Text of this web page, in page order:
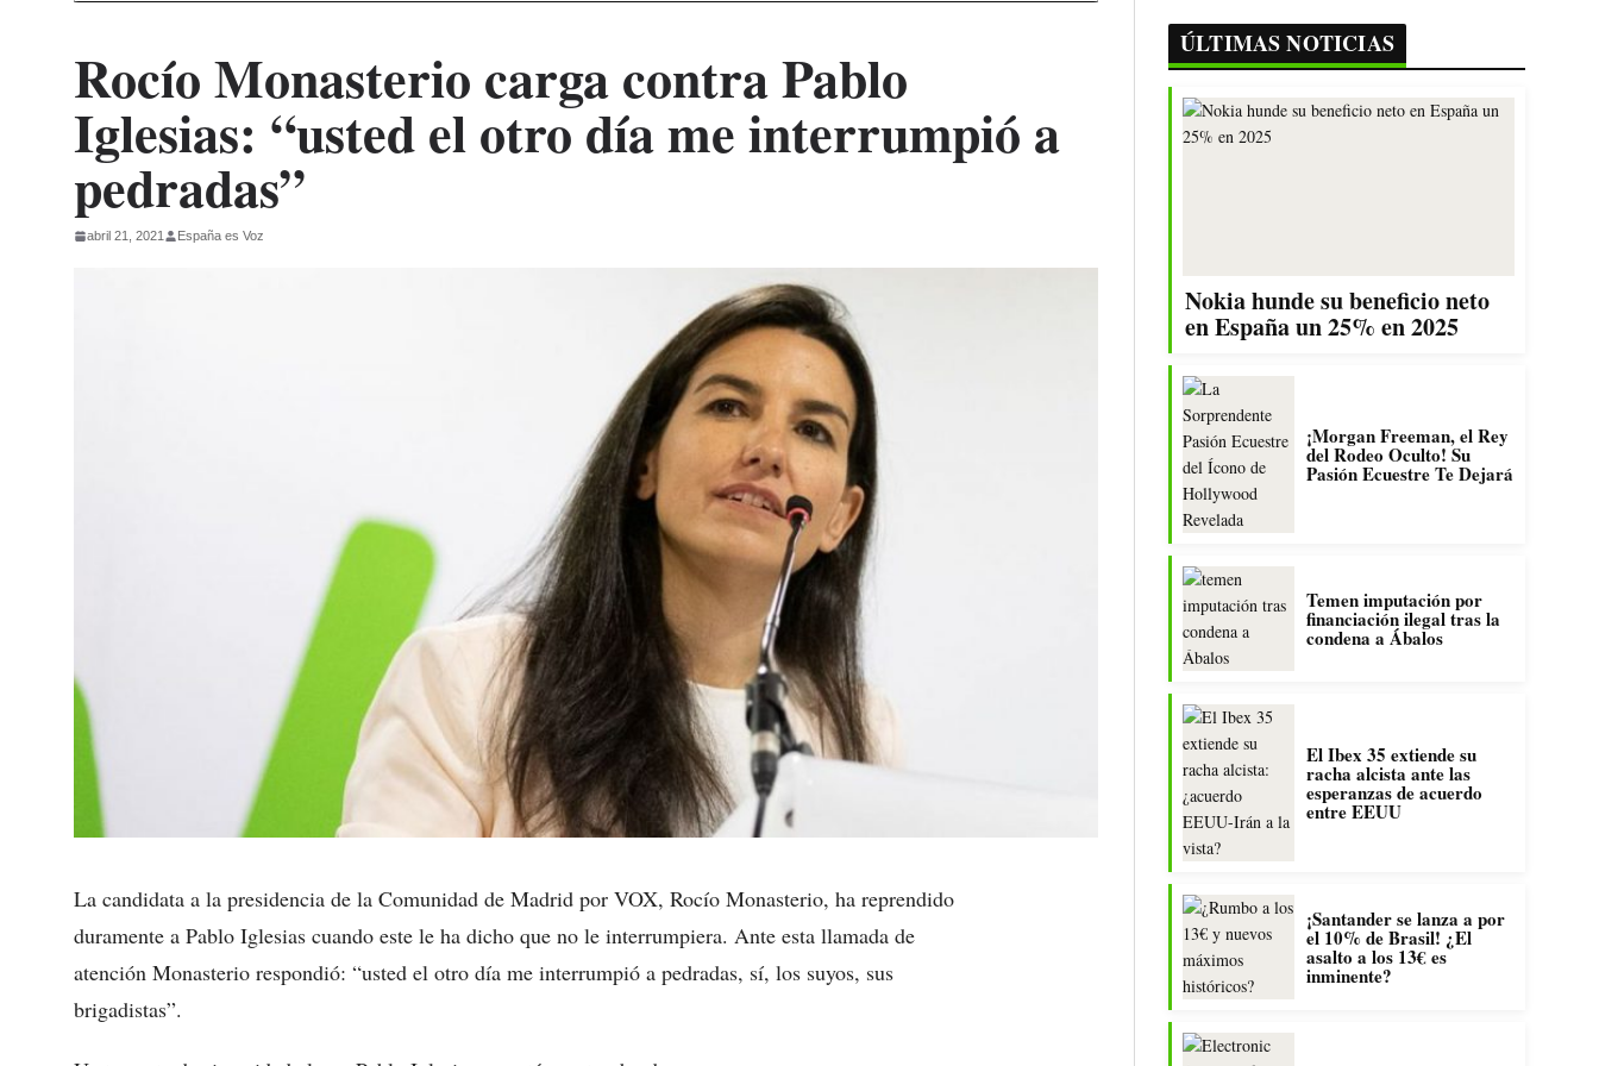
Rocío Monasterio carga contra Pablo
Iglesias: “usted el otro día me interrumpió a
pedradas”
abril 21, 2021 España es Voz
La candidata a la presidencia de la Comunidad de Madrid por VOX, Rocío Monasterio, ha reprendido
duramente a Pablo Iglesias cuando este le ha dicho que no le interrumpiera. Ante esta llamada de
atención Monasterio respondió: “usted el otro día me interrumpió a pedradas, sí, los suyos, sus
brigadistas”.
ÚLTIMAS NOTICIAS
Nokia hunde su beneficio neto
en España un 25% en 2025
¡Morgan Freeman, el Rey
del Rodeo Oculto! Su
Pasión Ecuestre Te Dejará
Temen imputación por
financiación ilegal tras la
condena a Ábalos
El Ibex 35 extiende su
racha alcista ante las
esperanzas de acuerdo
entre EEUU
¡Santander se lanza a por
el 10% de Brasil! ¿El
asalto a los 13€ es
inminente?